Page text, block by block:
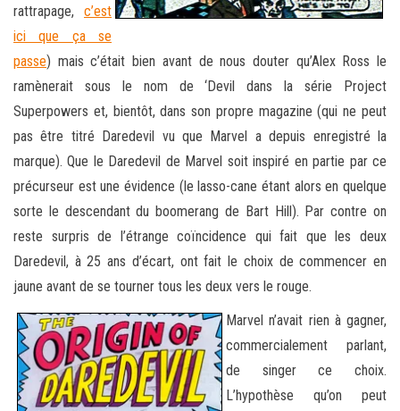
rattrapage, c’est
ici que ça se
passe) mais c’était bien avant de nous douter qu’Alex Ross le
ramènerait sous le nom de ‘Devil dans la série Project
Superpowers et, bientôt, dans son propre magazine (qui ne peut
pas être titré Daredevil vu que Marvel a depuis enregistré la
marque). Que le Daredevil de Marvel soit inspiré en partie par ce
précurseur est une évidence (le lasso-cane étant alors en quelque
sorte le descendant du boomerang de Bart Hill). Par contre on
reste surpris de l’étrange coïncidence qui fait que les deux
Daredevil, à 25 ans d’écart, ont fait le choix de commencer en
jaune avant de se tourner tous les deux vers le rouge.
Marvel n’avait rien à gagner,
commercialement parlant,
de singer ce choix.
L’hypothèse qu’on peut